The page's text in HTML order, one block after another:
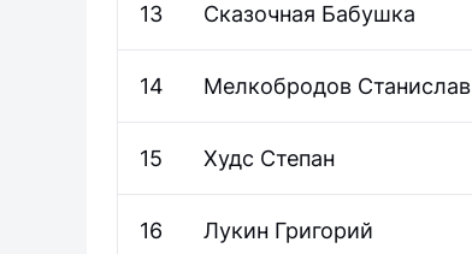
13 Сказочная Бабушка
14 Мелкобродов Станислав
15 Худс Степан
16 Лукин Григорий